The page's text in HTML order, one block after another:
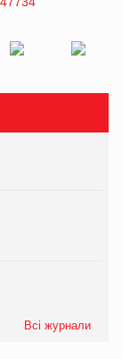
Всі журнали